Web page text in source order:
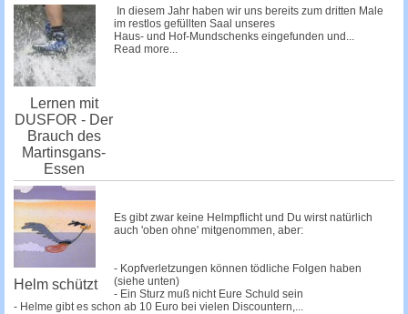
Lernen mit
DUSFOR - Der
Brauch des
Martinsgans-
Essen
In diesem Jahr haben wir uns bereits zum dritten Male
im restlos gefüllten Saal unseres
Haus- und Hof-Mundschenks eingefunden und...
Read more...
Helm schützt
Es gibt zwar keine Helmpflicht und Du wirst natürlich
auch 'oben ohne' mitgenommen, aber:
- Kopfverletzungen können tödliche Folgen haben
(siehe unten)
- Ein Sturz muß nicht Eure Schuld sein
- Helme gibt es schon ab 10 Euro bei vielen Discountern,...